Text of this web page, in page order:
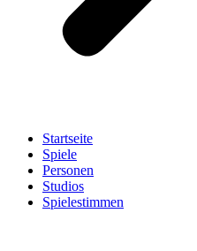
Startseite
Spiele
Personen
Studios
Spielestimmen